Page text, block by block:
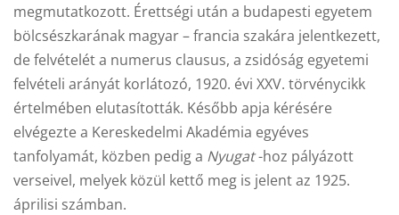
megmutatkozott. Érettségi után a budapesti egyetem
bölcsészkarának magyar – francia szakára jelentkezett,
de felvételét a numerus clausus, a zsidóság egyetemi
felvételi arányát korlátozó, 1920. évi XXV. törvénycikk
értelmében elutasították. Később apja kérésére
elvégezte a Kereskedelmi Akadémia egyéves
tanfolyamát, közben pedig a Nyugat-hoz pályázott
verseivel, melyek közül kettő meg is jelent az 1925.
áprilisi számban.